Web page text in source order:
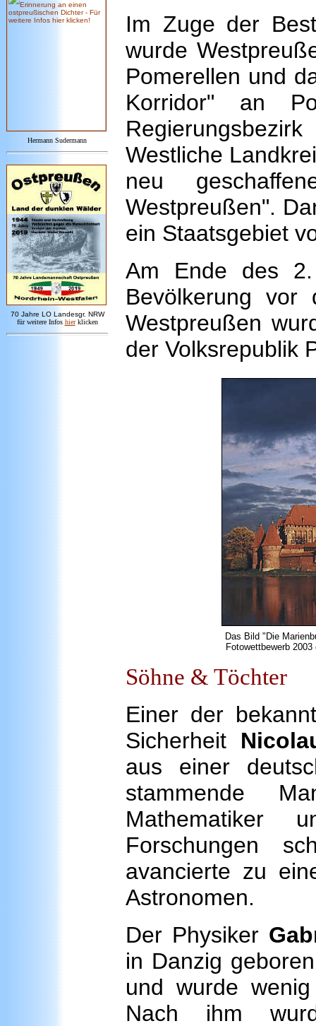
Hermann Sudermann
70 Jahre LO Landesgr. NRW
für weitere Infos hier klicken
Im Zuge der
wurde
Pomerellen und
Korridor" an
Westliche
neu
Westpreußen".
ein Staatsgebiet
Am Ende des 2.
Bevölkerung vor
Westpreußen
der Volksrepublik
Das Bild "Die
Fotowettbewerb
Söhne & Töchter
Einer der
Sicherheit
aus einer
stammende
Mathematiker
Forschungen
avancierte zu
Astronomen.
Der Physiker
in Danzig
und wurde
Nach ihm